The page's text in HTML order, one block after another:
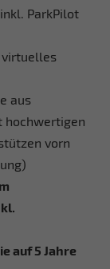
ParkPilot
virtuelles
aus
hochwertigen
vorn
auf 5 Jahre